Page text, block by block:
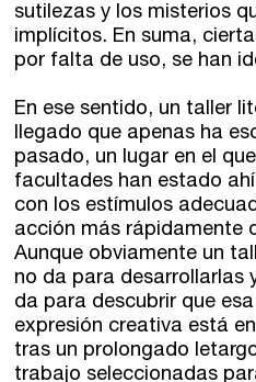
Catálogo
Ebooks
Recursos
Asesoría y Corrección
Tutorías
Directorios
Contacto
sutilezas y los misterios
implícitos. En suma,
por falta de uso, se han
En ese sentido, un taller
llegado que apenas ha
pasado, un lugar en el
facultades han estado
con los estímulos
acción más rápidamente
Aunque obviamente un
no da para desarrollarlas
da para descubrir que
expresión creativa está
tras un prolongado
trabajo seleccionadas